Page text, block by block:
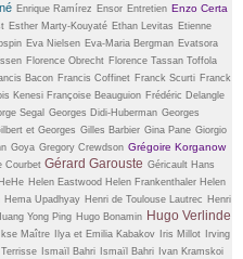
Enrique Ramírez Ensor Entretien Enzo Certa
Esther Marty-Kouyaté Ethan Levitas Etienne
Eva Nielsen Eva-Maria Bergman Evatsora
Florence Obrecht Florence Tassan Toffola
Bacon Francis Coffinet Franck Scurti Franck
Kenesi Françoise Beauguion Frédéric Delangle
Segal Georges Didi-Huberman Georges
et Georges Gilles Barbier Gina Pane Giorgio
Goya Gregory Crewdson Grégoire Korganow
Courbet Gérard Garouste Géricault Hans
HeHe Helen Eastwood Helen Frankenthaler Helen
Hema Upadhyay Henri de Toulouse Lautrec Henri
Yong Ping Hugo Bonamin Hugo Verlinde
Ikse Maître Ilya et Emilia Kabakov Iris Millot
Irving
Terrisse Ismaïl Bahri Ismaïl Bahri
Ivan Kramskoi